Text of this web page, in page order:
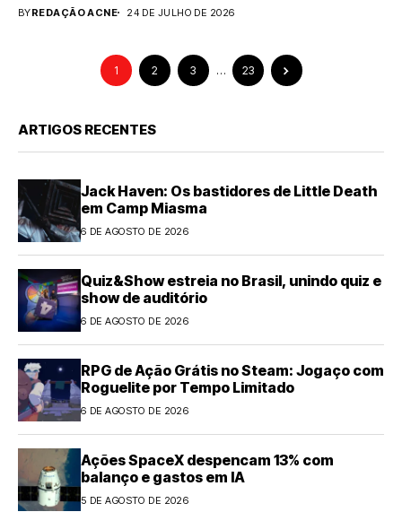
BYREDAÇÃO ACNE 24 DE JULHO DE 2026
1 2 3 … 23
ARTIGOS RECENTES
Jack Haven: Os bastidores de Little Death
em Camp Miasma
6 DE AGOSTO DE 2026
Quiz&Show estreia no Brasil, unindo quiz e
show de auditório
6 DE AGOSTO DE 2026
RPG de Ação Grátis no Steam: Jogaço com
Roguelite por Tempo Limitado
6 DE AGOSTO DE 2026
Ações SpaceX despencam 13% com
balanço e gastos em IA
5 DE AGOSTO DE 2026